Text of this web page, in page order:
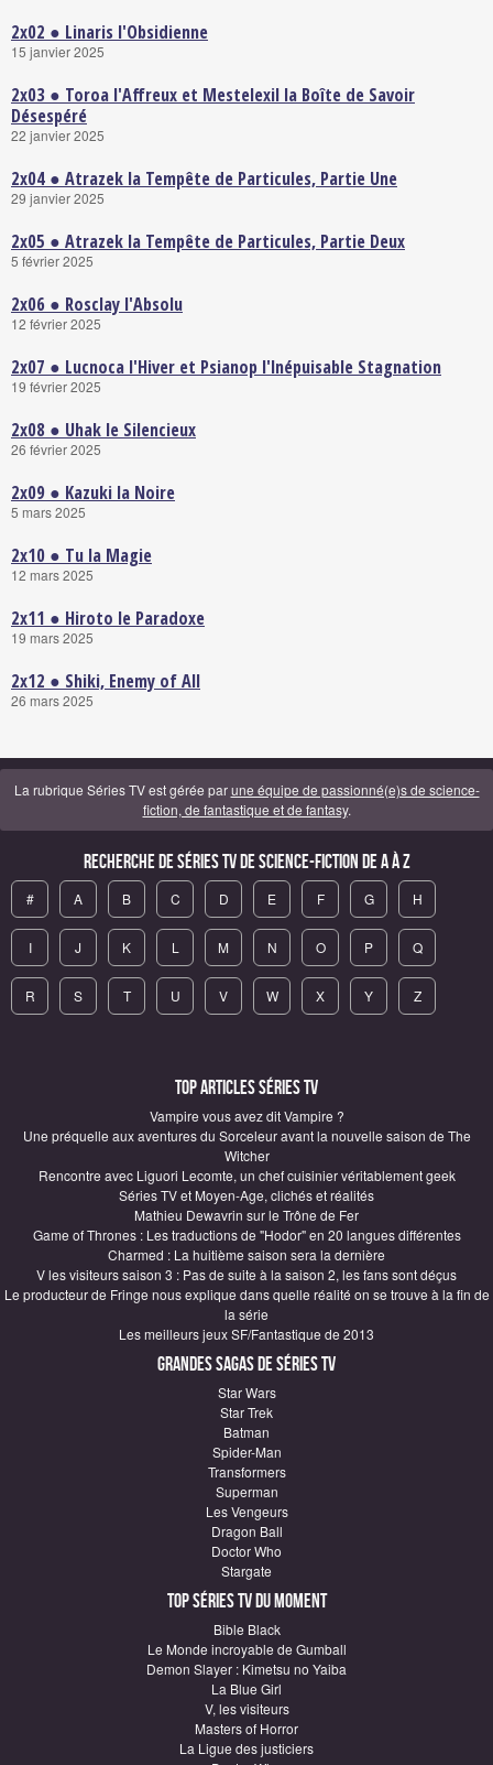
2x02 ● Linaris l'Obsidienne
15 janvier 2025
2x03 ● Toroa l'Affreux et Mestelexil la Boîte de Savoir
Désespéré
22 janvier 2025
2x04 ● Atrazek la Tempête de Particules, Partie Une
29 janvier 2025
2x05 ● Atrazek la Tempête de Particules, Partie Deux
5 février 2025
2x06 ● Rosclay l'Absolu
12 février 2025
2x07 ● Lucnoca l'Hiver et Psianop l'lnépuisable Stagnation
19 février 2025
2x08 ● Uhak le Silencieux
26 février 2025
2x09 ● Kazuki la Noire
5 mars 2025
2x10 ● Tu la Magie
12 mars 2025
2x11 ● Hiroto le Paradoxe
19 mars 2025
2x12 ● Shiki, Enemy of All
26 mars 2025
La rubrique Séries TV est gérée parune équipe de passionné(e)s de science-
fiction, de fantastique et de fantasy.
Recherche de Séries TV de science-fiction de A à Z
# A B C D E F G H
I J K L M N O P Q
R S T U V W X Y Z
Top articles Séries TV
Vampire vous avez dit Vampire ?
Une préquelle aux aventures du Sorceleur avant la nouvelle saison de The
Witcher
Rencontre avec Liguori Lecomte, un chef cuisinier véritablement geek
Séries TV et Moyen-Age, clichés et réalités
Mathieu Dewavrin sur le Trône de Fer
Game of Thrones : Les traductions de "Hodor" en 20 langues différentes
Charmed : La huitième saison sera la dernière
V les visiteurs saison 3 : Pas de suite à la saison 2, les fans sont déçus
Le producteur de Fringe nous explique dans quelle réalité on se trouve à la fin de
la série
Les meilleurs jeux SF/Fantastique de 2013
Grandes sagas de Séries TV
Star Wars
Star Trek
Batman
Spider-Man
Transformers
Superman
Les Vengeurs
Dragon Ball
Doctor Who
Stargate
Top Séries TV du moment
Bible Black
Le Monde incroyable de Gumball
Demon Slayer : Kimetsu no Yaiba
La Blue Girl
V, les visiteurs
Masters of Horror
La Ligue des justiciers